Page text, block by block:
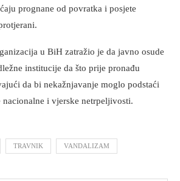
prognane od povratka i posjete
u BiH zatražio je da javno osude
institucije da što prije pronađu
da bi nekažnjavanje moglo podstaći
nacionalne i vjerske netrpeljivosti.
TRAVNIK VANDALIZAM